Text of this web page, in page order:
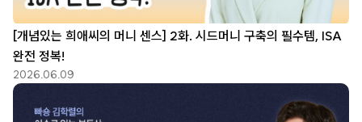
[개념있는 희애씨의 머니 센스] 2화. 시드머니 구축의 필수템, ISA
완전 정복!
2026.06.09